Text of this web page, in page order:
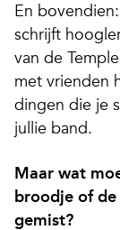
En
schrijft
van de
met vrienden
dingen die je
jullie band.
Maar wat
broodje of
gemist?